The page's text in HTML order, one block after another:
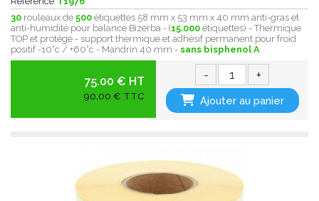
30 rouleaux de 500 étiquettes 58 mm x 53 mm x 40 mm anti-gras et
anti-humidité pour balance Bizerba - (15.000 étiquettes) - Thermique
TOP et protégé - support thermique et adhésif permanent pour froid
positif -10°c / +60°c - Mandrin 40 mm - sans bisphenol A
75.00 € HT
90,00 € TTC
- +
Ajouter au panier